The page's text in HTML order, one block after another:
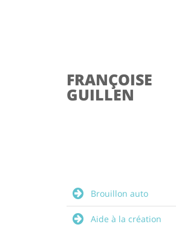
FRANÇOISE
GUILLEN
Brouillon auto
Aide à la création